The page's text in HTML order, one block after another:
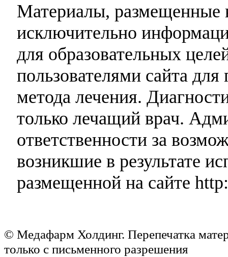
Материалы, размещенные
исключительно
для образовательных
пользователями сайта
метода лечения.
только лечащий врач.
ответственности за
возникшие в результате
размещенной на сайте
© Медафарм Холдинг. Перепечатка
только с письменного разрешения